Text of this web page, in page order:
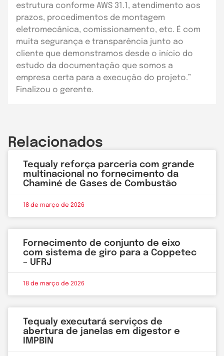
estrutura conforme AWS 31.1, atendimento aos
prazos, procedimentos de montagem
eletromecânica, comissionamento, etc. É com
muita segurança e transparência junto ao
cliente que demonstramos desde o início do
estudo da documentação que somos a
empresa certa para a execução do projeto.”
Finalizou o gerente.
Relacionados
Tequaly reforça parceria com grande
multinacional no fornecimento da
Chaminé de Gases de Combustão
18 de março de 2026
Fornecimento de conjunto de eixo
com sistema de giro para a Coppetec
– UFRJ
18 de março de 2026
Tequaly executará serviços de
abertura de janelas em digestor e
IMPBIN